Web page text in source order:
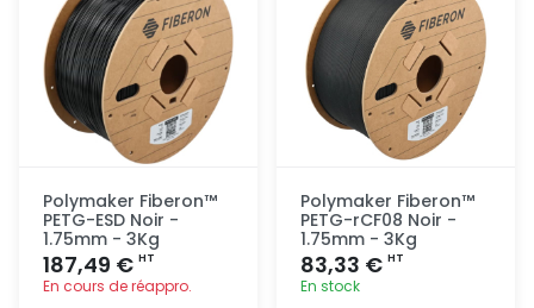
Polymaker Fiberon™
PETG-ESD Noir -
1.75mm - 3Kg
187,49 € HT
En cours de réappro.
Polymaker Fiberon™
PETG-rCF08 Noir -
1.75mm - 3Kg
83,33 € HT
En stock